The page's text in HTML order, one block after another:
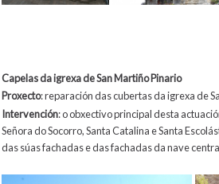
Capelas da igrexa de San Martiño Pinario
Proxecto: reparación das cubertas da igrexa de
Intervención: o obxectivo principal desta
Señora do Socorro, Santa Catalina e Santa
das súas fachadas e das fachadas da nave